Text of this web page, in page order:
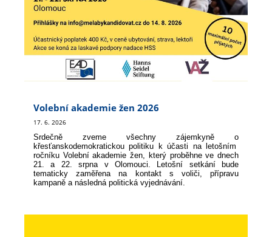
Volební akademie žen 2026
17. 6. 2026
Srdečně zveme všechny zájemkyně o
křesťanskodemokratickou politiku k účasti na letošním
ročníku Volební akademie žen, který proběhne ve dnech
21. a 22. srpna v Olomouci. Letošní setkání bude
tematicky zaměřena na kontakt s voliči, přípravu
kampaně a následná politická vyjednávání.